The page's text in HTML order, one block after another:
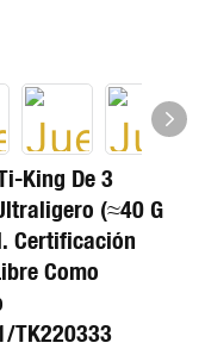
King De 3
(≈40 G
Certificación
Como
TK220333